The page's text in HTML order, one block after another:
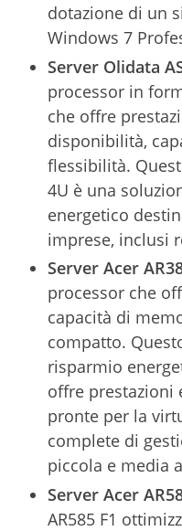
dotazione di un
Windows 7
Server Olidata
processor in
che offre
disponibilità,
flessibilità.
4U è una
energetico
imprese, inclusi
Server Acer
processor che
capacità di
compatto.
risparmio
offre prestazioni
pronte per la
complete di
piccola e media
Server Acer
AR585 F1